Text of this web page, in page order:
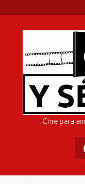
content
Cine para